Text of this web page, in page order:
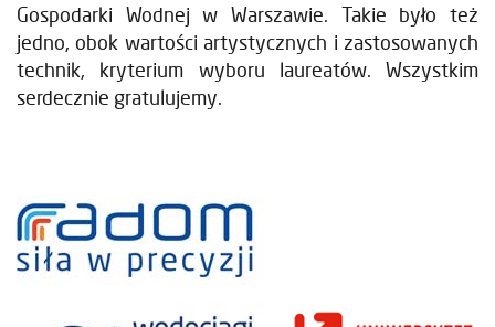
Gospodarki Wodnej w Warszawie. Takie było też
jedno, obok wartości artystycznych i zastosowanych
technik, kryterium wyboru laureatów. Wszystkim
serdecznie gratulujemy.